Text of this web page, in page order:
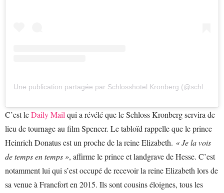
C’est leDaily Mail qui a révélé que le Schloss Kronberg servira de
lieu de tournage au film Spencer. Le tabloïd rappelle que le prince
Heinrich Donatus est un proche de la reine Elizabeth. « Je la vois
de temps en temps », affirme le prince et landgrave de Hesse. C’est
notamment lui qui s’est occupé de recevoir la reine Elizabeth lors de
sa venue à Francfort en 2015. Ils sont cousins éloignes, tous les